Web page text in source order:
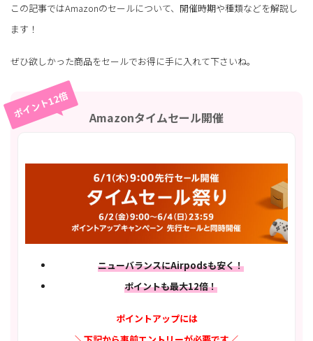
この記事ではAmazonのセールについて、開催時期や種類などを解説し
ます！
ぜひ欲しかった商品をセールでお得に手に入れて下さいね。
ポイント12倍 Amazonタイムセール開催
ニューバランスにAirpodsも安く！
ポイントも最大12倍！
ポイントアップには